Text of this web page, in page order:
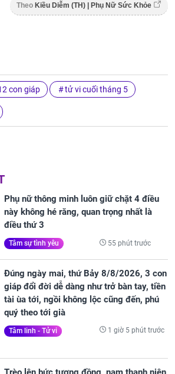
Theo Kiều Diễm (TH) | Phụ Nữ Sức Khỏe
con giáp tử vi cuối tháng 5
Phụ nữ thông minh luôn giữ chặt 4 điều
này không hé răng, quan trọng nhất là
điều thứ 3
Tâm sự tình yêu 55 phút trước
Đúng ngày mai, thứ Bảy 8/8/2026, 3 con
giáp đổi đời dễ dàng như trở bàn tay, tiền
tài ùa tới, ngồi không lộc cũng đến, phú
quý theo tới già
Tâm linh - Tử vi 1 giờ 5 phút trước